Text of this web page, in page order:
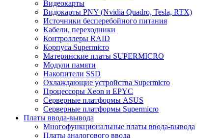
Видеокарты
Видокарты PNY (Nvidia Quadro, Tesla, RTX)
Источники бесперебойного питания
Кабели, переходники
Контроллеры RAID
Корпуса Supermicro
Материнские платы SUPERMICRO
Модули памяти
Накопители SSD
Охлаждающие устройства Supermicro
Процессоры Xeon и EPYC
Серверные платформы ASUS
Серверные платформы Supermicro
Платы ввода-вывода
Многофункциональные платы ввода-вывода
Платы аналогового ввода